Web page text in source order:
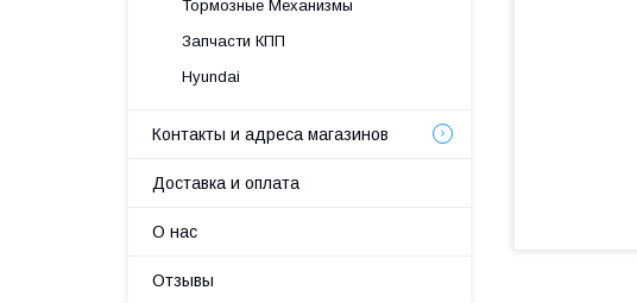
Тормозные Механизмы
Запчасти КПП
Hyundai
Контакты и адреса магазинов
Доставка и оплата
О нас
Отзывы